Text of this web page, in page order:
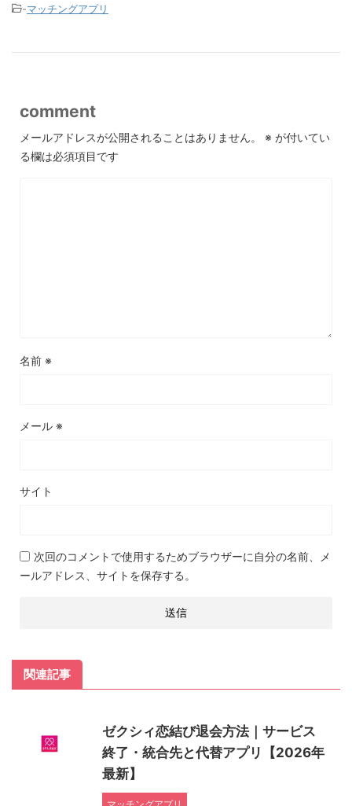
-マッチングアプリ
comment
メールアドレスが公開されることはありません。 ※ が付いてい
る欄は必須項目です
名前 ※
メール ※
サイト
次回のコメントで使用するためブラウザーに自分の名前、メ
ールアドレス、サイトを保存する。
関連記事
ゼクシィ恋結び退会方法｜サービス
終了・統合先と代替アプリ【2026年
最新】